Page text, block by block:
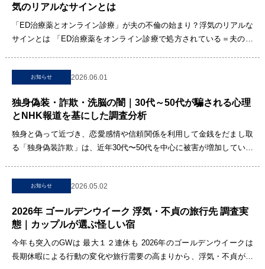
気のリアルなサインとは
「ED治療薬とオンライン診療」が夫の不倫の始まり？浮気のリアルな
サインとは 「ED治療薬をオンライン診療で処方されている＝夫の浮
2026.06.01
お知らせ
独身偽装・詐欺・洗脳の闇｜30代～50代が騙される心理
とNHK報道を基にした調査分析
独身と偽って近づき、恋愛感情や信頼関係を利用して金銭をだまし取
る「独身偽装詐欺」は、近年30代〜50代を中心に被害が増加していま
2026.05.02
お知らせ
2026年 ゴールデンウイーク 浮気・不貞の旅行先 調査実
態｜カップルが選ぶ怪しい宿
今年も突入のGWは 最大１２連休も 2026年のゴールデンウイークは
長期休暇による行動の変化や旅行需要の高まりから、浮気・不貞が発